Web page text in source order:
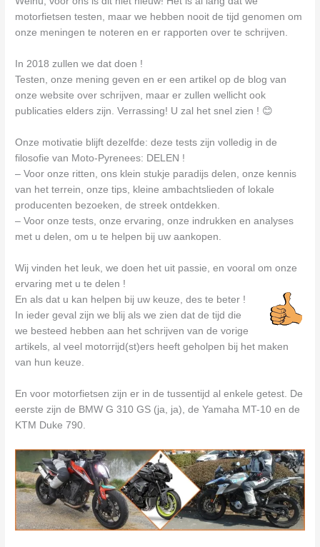
motorfietsen testen, maar we hebben nooit de tijd genomen om
onze meningen te noteren en er rapporten over te schrijven.
In 2018 zullen we dat doen !
Testen, onze mening geven en er een artikel op de blog van
onze website over schrijven, maar er zullen wellicht ook
publicaties elders zijn. Verrassing! U zal het snel zien ! 😊
Onze motivatie blijft dezelfde: deze tests zijn volledig in de
filosofie van Moto-Pyrenees: DELEN !
– Voor onze ritten, ons klein stukje paradijs delen, onze kennis
van het terrein, onze tips, kleine ambachtslieden of lokale
producenten bezoeken, de streek ontdekken.
– Voor onze tests, onze ervaring, onze indrukken en analyses
met u delen, om u te helpen bij uw aankopen.
Wij vinden het leuk, we doen het uit passie, en vooral om onze
ervaring met u te delen !
En als dat u kan helpen bij uw keuze, des te beter !
In ieder geval zijn we blij als we zien dat de tijd die
we besteed hebben aan het schrijven van de vorige
artikels, al veel motorrijd(st)ers heeft geholpen bij het maken
van hun keuze.
En voor motorfietsen zijn er in de tussentijd al enkele getest. De
eerste zijn de BMW G 310 GS (ja, ja), de Yamaha MT-10 en de
KTM Duke 790.